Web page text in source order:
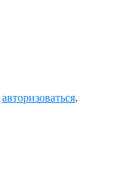
авторизоваться.